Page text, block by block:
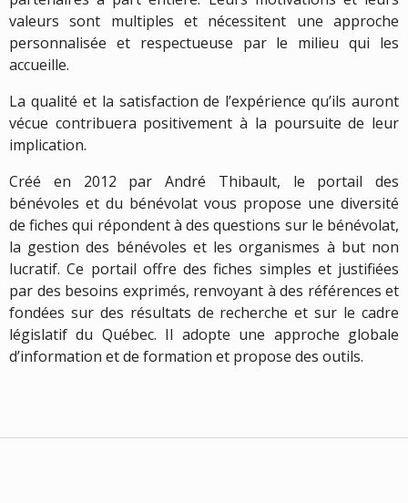
valeurs sont multiples et nécessitent une approche
personnalisée et respectueuse par le milieu qui les
accueille.
La qualité et la satisfaction de l’expérience qu’ils auront
vécue contribuera positivement à la poursuite de leur
implication.
Créé en 2012 par André Thibault, le portail des
bénévoles et du bénévolat vous propose une diversité
de fiches qui répondent à des questions sur le bénévolat,
la gestion des bénévoles et les organismes à but non
lucratif. Ce portail offre des fiches simples et justifiées
par des besoins exprimés, renvoyant à des références et
fondées sur des résultats de recherche et sur le cadre
législatif du Québec. Il adopte une approche globale
d’information et de formation et propose des outils.